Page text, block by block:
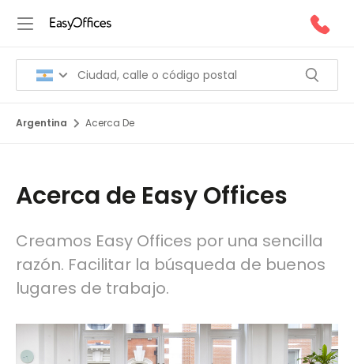
Argentina Acerca De
Acerca de Easy Offices
Creamos Easy Offices por una sencilla
razón. Facilitar la búsqueda de buenos
lugares de trabajo.